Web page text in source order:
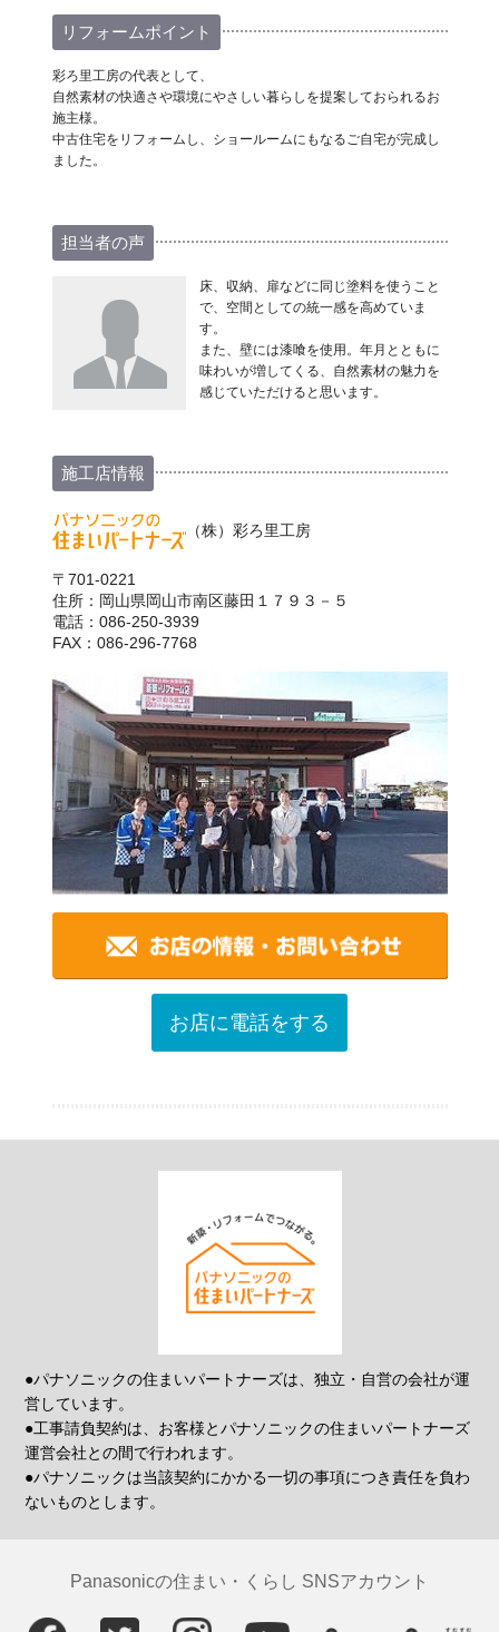
リフォームポイント
彩ろ里工房の代表として、
自然素材の快適さや環境にやさしい暮らしを提案しておられるお
施主様。
中古住宅をリフォームし、ショールームにもなるご自宅が完成し
ました。
担当者の声
床、収納、扉などに同じ塗料を使うこと
で、空間としての統一感を高めていま
す。
また、壁には漆喰を使用。年月とともに
味わいが増してくる、自然素材の魅力を
感じていただけると思います。
施工店情報
（株）彩ろ里工房
〒701-0221
住所：岡山県岡山市南区藤田１７９３－５
電話：086-250-3939
FAX：086-296-7768
お店に電話をする
●パナソニックの住まいパートナーズは、独立・自営の会社が運
営しています。
●工事請負契約は、お客様とパナソニックの住まいパートナーズ
運営会社との間で行われます。
●パナソニックは当該契約にかかる一切の事項につき責任を負わ
ないものとします。
Panasonicの住まい・くらし SNSアカウント